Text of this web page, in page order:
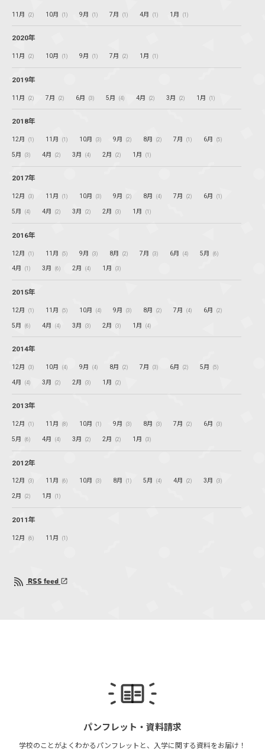
11月 (2) 10月 (1) 9月 (1) 7月 (1) 4月 (1) 1月 (1)
2020年
11月 (2) 10月 (1) 9月 (1) 7月 (2) 1月 (1)
2019年
11月 (2) 7月 (2) 6月 (3) 5月 (4) 4月 (2) 3月 (2) 1月 (1)
2018年
12月 (1) 11月 (1) 10月 (3) 9月 (2) 8月 (2) 7月 (1) 6月 (5)
5月 (3) 4月 (2) 3月 (4) 2月 (2) 1月 (1)
2017年
12月 (3) 11月 (1) 10月 (3) 9月 (2) 8月 (4) 7月 (2) 6月 (1)
5月 (4) 4月 (2) 3月 (2) 2月 (3) 1月 (1)
2016年
12月 (1) 11月 (5) 9月 (3) 8月 (2) 7月 (3) 6月 (4) 5月 (6)
4月 (1) 3月 (6) 2月 (4) 1月 (3)
2015年
12月 (1) 11月 (5) 10月 (4) 9月 (3) 8月 (2) 7月 (4) 6月 (2)
5月 (6) 4月 (4) 3月 (3) 2月 (3) 1月 (4)
2014年
12月 (3) 10月 (4) 9月 (4) 8月 (2) 7月 (3) 6月 (2) 5月 (5)
4月 (4) 3月 (2) 2月 (3) 1月 (2)
2013年
12月 (1) 11月 (8) 10月 (1) 9月 (3) 8月 (3) 7月 (2) 6月 (3)
5月 (6) 4月 (4) 3月 (2) 2月 (2) 1月 (3)
2012年
12月 (3) 11月 (6) 10月 (3) 8月 (1) 5月 (4) 4月 (2) 3月 (3)
2月 (2) 1月 (1)
2011年
12月 (6) 11月 (1)
RSS feed
パンフレット・ 資料請求
学校のことがよくわかる パンフレットと、 入学に関する資料をお届け！